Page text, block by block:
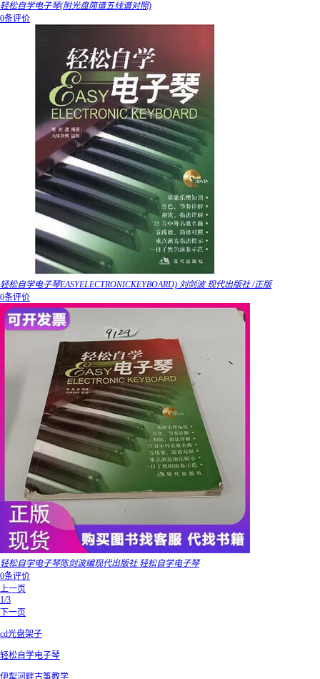
轻松自学电子琴(附光盘简谱五线谱对照)
0条评价
轻松自学电子琴EASYELECTRONICKEYBOARD) 刘剑波 现代出版社 /正版
0条评价
轻松自学电子琴陈剑波编现代出版社 轻松自学电子琴
0条评价
上一页
1/3
下一页
cd光盘架子
轻松自学电子琴
伊犁河畔古筝教学